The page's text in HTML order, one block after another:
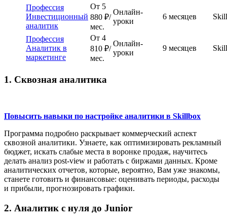
Профессия
Инвестиционный
аналитик
От 5
880 ₽/
мес.
Онлайн-
уроки
6 месяцев
Профессия
Аналитик в
маркетинге
От 4
810 ₽/
мес.
Онлайн-
уроки
9 месяцев
1. Сквозная аналитика
Повысить навыки по настройке аналитики в Skillbox
Программа подробно раскрывает коммерческий аспект
сквозной аналитики. Узнаете, как оптимизировать рекламный
бюджет, искать слабые места в воронке продаж, научитесь
делать анализ post-view и работать с биржами данных. Кроме
аналитических отчетов, которые, вероятно, Вам уже знакомы,
станете готовить и финансовые: оценивать периоды, расходы
и прибыли, прогнозировать графики.
2. Аналитик с нуля до Junior